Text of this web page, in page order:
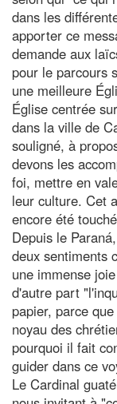
dans les
apporter ce
demande aux
pour le parcours
une meilleure
Église centrée
dans la ville de
souligné, à
devons les
foi, mettre en
leur culture. Cet
encore été
Depuis le
deux sentiments
une immense
d'autre part
papier, parce
noyau des
pourquoi il fait
guider dans ce
Le Cardinal